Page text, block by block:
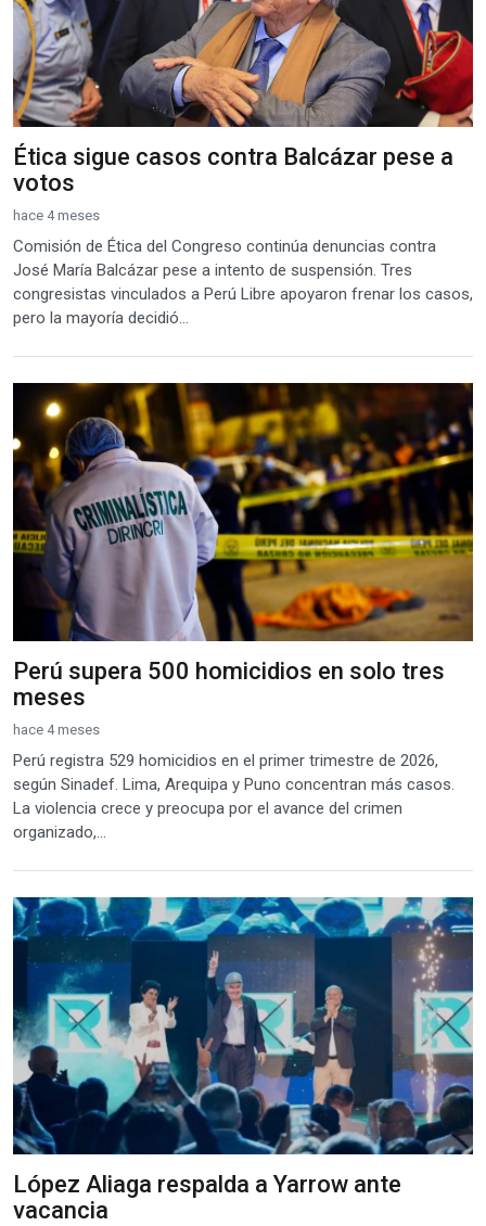
Ética sigue casos contra Balcázar pese a
votos
hace 4 meses
Comisión de Ética del Congreso continúa denuncias contra
José María Balcázar pese a intento de suspensión. Tres
congresistas vinculados a Perú Libre apoyaron frenar los casos,
pero la mayoría decidió...
Perú supera 500 homicidios en solo tres
meses
hace 4 meses
Perú registra 529 homicidios en el primer trimestre de 2026,
según Sinadef. Lima, Arequipa y Puno concentran más casos.
La violencia crece y preocupa por el avance del crimen
organizado,...
López Aliaga respalda a Yarrow ante
vacancia